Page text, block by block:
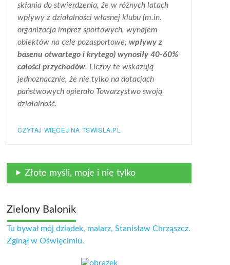
skłania do stwierdzenia, że w różnych latach
wpływy z działalności własnej klubu (m.in.
organizacja imprez sportowych, wynajem
obiektów na cele pozasportowe,wpływy z
basenu otwartego i krytego) wynosiły 40-60%
całości przychodów. Liczby te wskazują
jednoznacznie, że nie tylko na dotacjach
państwowych opierało Towarzystwo swoją
działalność.
CZYTAJ WIĘCEJ NA TSWISLA.PL
Złote myśli, moje i nie tylko
Zielony Balonik
Tu bywał mój dziadek, malarz, Stanisław Chrząszcz.
Zginął w Oświęcimiu.